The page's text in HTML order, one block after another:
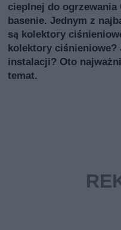
cieplnej do ogrzewania
basenie. Jednym z
są kolektory
kolektory ciśnieniowe?
instalacji? Oto
temat.